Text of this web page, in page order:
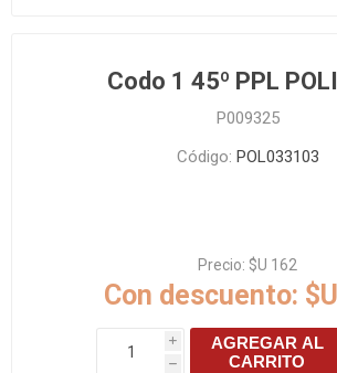
Codo 1 45º PPL
P009325
Código: POL033103
Precio: $U 162
Con descuento:
i
h
AGREGAR AL
CARRITO